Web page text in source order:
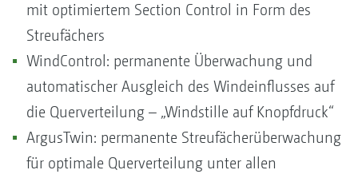
mit optimiertem Section Control in Form des
Streufächers
WindControl: permanente Überwachung und
automatischer Ausgleich des Windeinflusses auf
die Querverteilung – „Windstille auf Knopfdruck“
ArgusTwin: permanente Streufächerüberwachung
für optimale Querverteilung unter allen